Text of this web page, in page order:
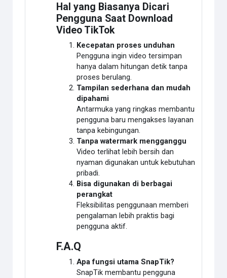
Hal yang Biasanya Dicari
Pengguna Saat Download
Video TikTok
Kecepatan proses unduhan
Pengguna ingin video tersimpan
hanya dalam hitungan detik tanpa
proses berulang.
Tampilan sederhana dan mudah
dipahami
Antarmuka yang ringkas membantu
pengguna baru mengakses layanan
tanpa kebingungan.
Tanpa watermark mengganggu
Video terlihat lebih bersih dan
nyaman digunakan untuk kebutuhan
pribadi.
Bisa digunakan di berbagai
perangkat
Fleksibilitas penggunaan memberi
pengalaman lebih praktis bagi
pengguna aktif.
F.A.Q
Apa fungsi utama SnapTik?
SnapTik membantu pengguna